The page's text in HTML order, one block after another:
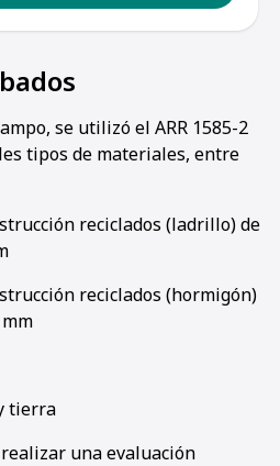
12
se utilizó el ARR 1585-2
tipos de materiales, entre
reciclados (ladrillo) de
reciclados (hormigón)
tierra
una evaluación